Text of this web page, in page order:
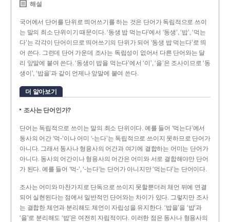
해설
국어에서 단어를 단위로 띄어쓰기를 하는 것은 단어가 독립적으로 쓰이
는 말의 최소 단위이기 때문이다. ‘동생 밥 먹는다’에서 ‘동생’, ‘밥’, ‘먹는
다’는 각각이 단어이므로 띄어쓰기의 단위가 되어 ‘동생 밥 먹는다’로 띄
어 쓴다. 그런데 단어 가운데 조사는 독립성이 없어서 다른 단어와는 달
리 앞말에 붙여 쓴다. ‘동생이 밥을 먹는다’에서 ‘이’, ‘을’은 조사이므로 ‘동
생이’, ‘밥을’과 같이 언제나 앞말에 붙여 쓴다.
더 알아보기
조사는 단어인가?
단어는 독립적으로 쓰이는 말의 최소 단위이다. 예를 들어 ‘먹는다’에서
동사의 어간 ‘먹-­’이나 어미 ‘­-는다’는 독립적으로 쓰이지 못하므로 단어가
아니다. 그래서 동사나 형용사의 어간과 여기에 결합하는 어미는 단어가
아니다. 동사의 어간이나 형용사의 어간은 어미와 서로 결합해야만 단어
가 된다. 예를 들어 ‘먹-’, ‘-는다’는 단어가 아니지만 ‘먹는다’는 단어이다.
조사는 어미와 마찬가지로 단독으로 쓰이지 못할뿐더러 체언 뒤에 연결
되어 실현된다는 점에서 일반적인 단어와는 차이가 있다. 그렇지만 조사
는 결합한 체언과 분리해도 체언이 자립성을 유지한다. ‘밥을’을 ‘밥’과
‘을’로 분리해도 ‘밥’은 여전히 자립적이다. 이러한 점은 동사나 형용사의